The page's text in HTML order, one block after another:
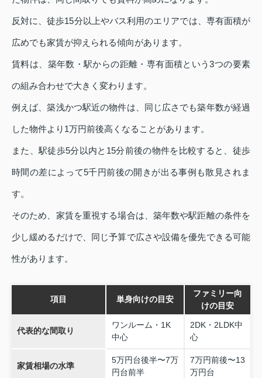
反対に、徒歩15分以上やバス利用のエリアでは、専有面積が
広めでも家賃が抑えられる傾向があります。
賃料は、築年数・駅からの距離・専有面積という3つの要素
の組み合わせで大きく変わります。
例えば、築浅かつ駅近の物件は、同じ広さでも築年数が経過
した物件より1万円前後高くなることがあります。
また、駅徒歩5分以内と15分前後の物件を比較すると、徒歩
時間の差によって5千円前後の開きが出る事例も散見されま
す。
そのため、家賃を重視する場合は、築年数や駅距離の条件を
少し緩めるだけで、同じ予算で広さや設備を優先できる可能
性があります。
項目 単身向けの目安
ファミリー向
けの目安
代表的な間取り
ワンルーム・1K
中心
2DK・2LDK中
心
家賃相場の水準
5万円台後半〜7万
円台前半
7万円前後〜13
万円台